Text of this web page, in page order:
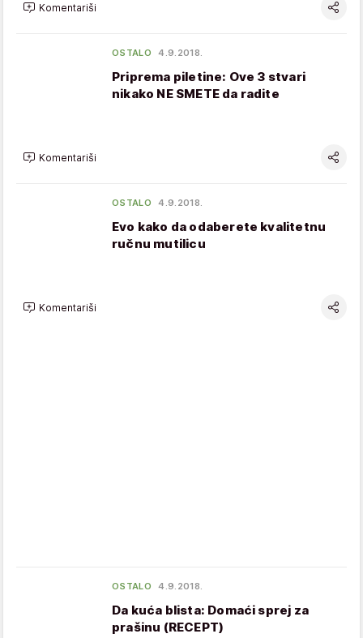
Komentariši
OSTALO 4.9.2018.
Priprema piletine: Ove 3 stvari
nikako NE SMETE da radite
Komentariši
OSTALO 4.9.2018.
Evo kako da odaberete kvalitetnu
ručnu mutilicu
Komentariši
OSTALO 4.9.2018.
Da kuća blista: Domaći sprej za
prašinu (RECEPT)